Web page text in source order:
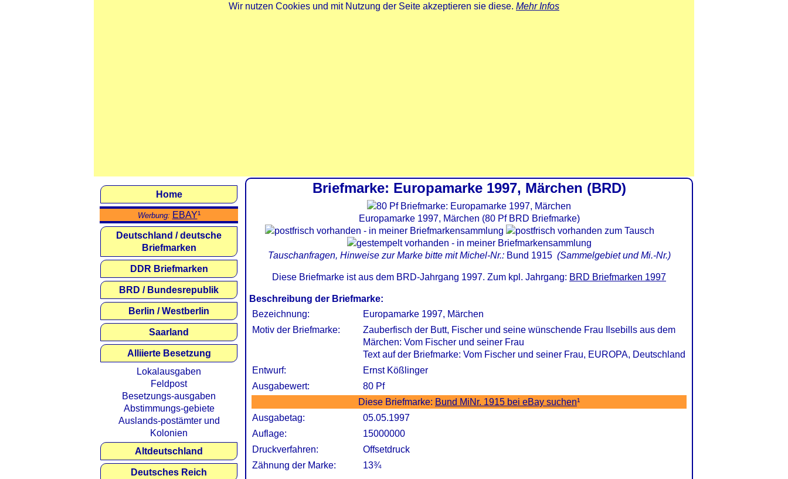
Wir nutzen Cookies und mit Nutzung der Seite akzeptieren sie diese. Mehr Infos
Briefmarke: Europamarke 1997, Märchen (BRD)
Europamarke 1997, Märchen (80 Pf BRD Briefmarke)
Tauschanfragen, Hinweise zur Marke bitte mit Michel-Nr.: Bund 1915(Sammelgebiet und Mi.-Nr.)
Diese Briefmarke ist aus dem BRD-Jahrgang 1997. Zum kpl. Jahrgang: BRD Briefmarken 1997
Beschreibung der Briefmarke:
Bezeichnung:
Europamarke 1997, Märchen
Motiv der Briefmarke:
Zauberfisch der Butt, Fischer und seine wünschende Frau Ilsebills aus dem
Märchen: Vom Fischer und seiner Frau
Text auf der Briefmarke: Vom Fischer und seiner Frau, EUROPA, Deutschland
Entwurf:
Ernst Kößlinger
Ausgabewert:
80 Pf
Diese Briefmarke: Bund MiNr. 1915 bei eBay suchen¹
Ausgabetag:
05.05.1997
Auflage:
15000000
Druckverfahren:
Offsetdruck
Zähnung der Marke:
13¾
Home
Werbung: EBAY¹
Deutschland / deutsche
Briefmarken
DDR Briefmarken
BRD / Bundesrepublik
Berlin / Westberlin
Saarland
Alliierte Besetzung
Lokalausgaben
Feldpost
Besetzungs-ausgaben
Abstimmungs-gebiete
Auslands-postämter und
Kolonien
Altdeutschland
Deutsches Reich